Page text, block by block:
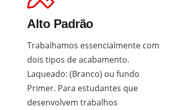
Alto Padrão
Trabalhamos essencialmente com
dois tipos de acabamento.
Laqueado: (Branco) ou fundo
Primer. Para estudantes que
desenvolvem trabalhos